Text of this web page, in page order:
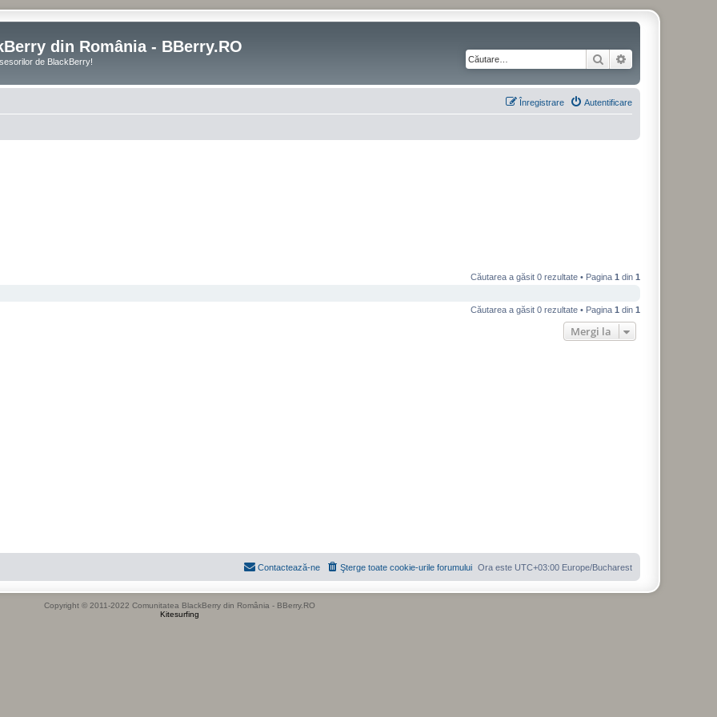
din România - BBerry.RO
de BlackBerry! Căutare
Autentificare
Înregistrare
Căutarea a găsit 0 rezultate • Pagina 1 din 1
Căutarea a găsit 0 rezultate • Pagina 1 din 1
Mergi la
Ora este UTC+03:00 Europe/Bucharest
Şterge toate cookie-urile forumului
Contactează-ne
Copyright © 2011-2022 Comunitatea BlackBerry din România - BBerry.RO
Kitesurfing